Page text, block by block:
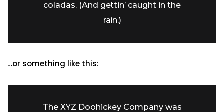
coladas. (And gettin’ caught in the
rain.)
…or something like this:
The XYZ Doohickey Company was